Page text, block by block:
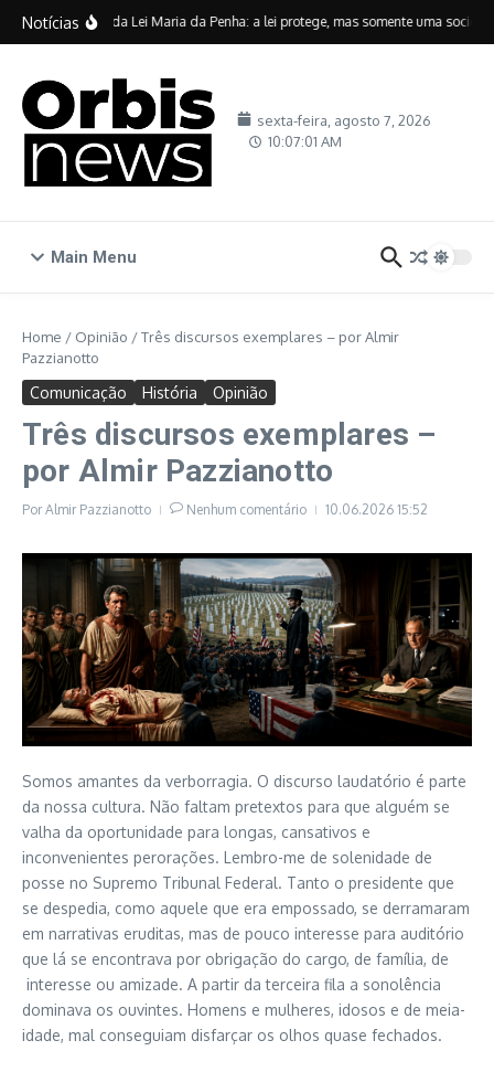
Ir para o conteúdo
Notícias
Vinte anos da Lei Maria da Penha: a lei protege, mas somente uma
sexta-feira, agosto 7, 2026
10:07:02 AM
Main Menu
Home / Opinião /Três discursos exemplares – por Almir
Pazzianotto
Comunicação História Opinião
Três discursos exemplares –
por Almir Pazzianotto
PorAlmir Pazzianotto Nenhum comentário 10.06.2026 15:52
Somos amantes da verborragia. O discurso laudatório é parte
da nossa cultura. Não faltam pretextos para que alguém se
valha da oportunidade para longas, cansativos e
inconvenientes perorações. Lembro-me de solenidade de
posse no Supremo Tribunal Federal. Tanto o presidente que
se despedia, como aquele que era empossado, se derramaram
em narrativas eruditas, mas de pouco interesse para auditório
que lá se encontrava por obrigação do cargo, de família, de
interesse ou amizade. A partir da terceira fila a sonolência
dominava os ouvintes. Homens e mulheres, idosos e de meia-
idade, mal conseguiam disfarçar os olhos quase fechados.